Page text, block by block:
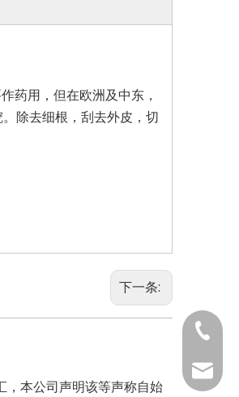
药用，但在欧洲及中东，
除去细根，刮去外皮，切
下一条:
，本公司声明该等声称自始
0731-
0731-